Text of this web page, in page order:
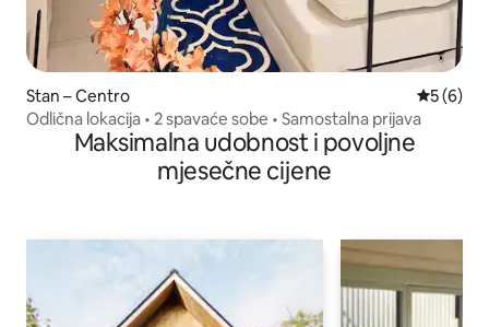
Stan – Centro
5 (6)
Odlična lokacija • 2 spavaće sobe • Samostalna prijava
Maksimalna udobnost i povoljne
mjesečne cijene